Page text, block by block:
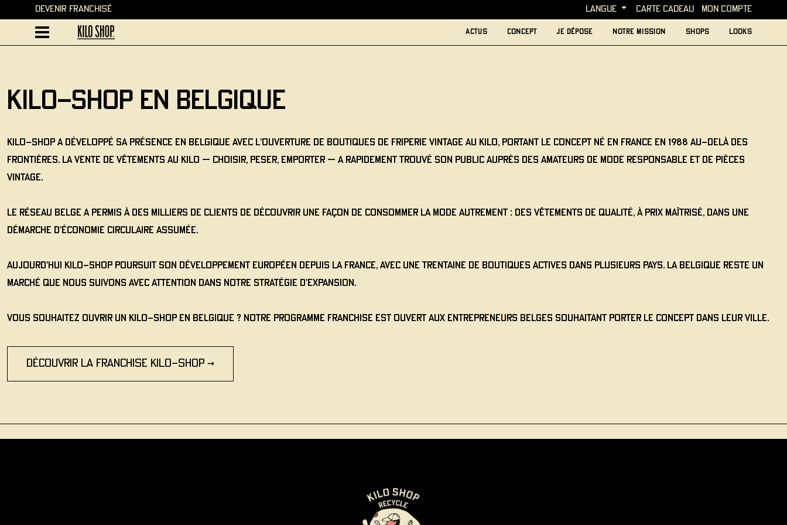
Devenir Franchisé langue carte cadeau MON COMPTE
actus concept je dépose Notre mission Shops looks
Kilo-Shop en Belgique
Kilo-Shop a développé sa présence en Belgique avec l'ouverture de boutiques de friperie vintage au kilo, portant le concept né en France en 1988 au-delà des
frontières. La vente de vêtements au kilo — choisir, peser, emporter — a rapidement trouvé son public auprès des amateurs de mode responsable et de pièces
vintage.
Le réseau belge a permis à des milliers de clients de découvrir une façon de consommer la mode autrement : des vêtements de qualité, à prix maîtrisé, dans une
démarche d'économie circulaire assumée.
Aujourd'hui Kilo-Shop poursuit son développement européen depuis la France, avec une trentaine de boutiques actives dans plusieurs pays. La Belgique reste un
marché que nous suivons avec attention dans notre stratégie d'expansion.
Vous souhaitez ouvrir un Kilo-Shop en Belgique ? Notre programme franchise est ouvert aux entrepreneurs belges souhaitant porter le concept dans leur ville.
Découvrir la franchise Kilo-Shop →